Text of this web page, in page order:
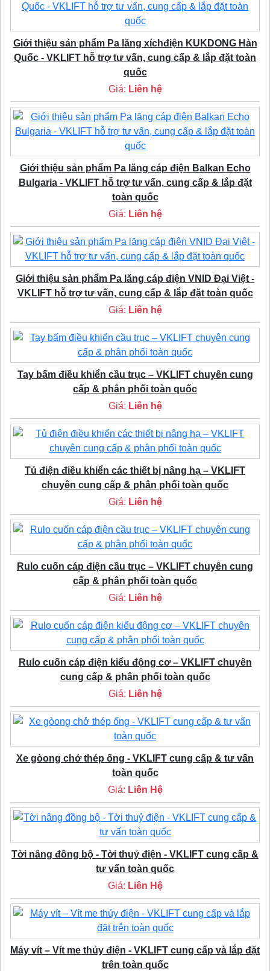
Giới thiệu sản phẩm Pa lăng xíchđiện KUKDONG Hàn
Quốc - VKLIFT hỗ trợ tư vấn, cung cấp & lắp đặt toàn
quốc
Giá: Liên hệ
Giới thiệu sản phẩm Pa lăng cáp điện Balkan Echo
Bulgaria - VKLIFT hỗ trợ tư vấn, cung cấp & lắp đặt
toàn quốc
Giá: Liên hệ
Giới thiệu sản phẩm Pa lăng cáp điện VNID Đại Việt -
VKLIFT hỗ trợ tư vấn, cung cấp & lắp đặt toàn quốc
Giá: Liên hệ
Tay bấm điều khiển cầu trục – VKLIFT chuyên cung
cấp & phân phối toàn quốc
Giá: Liên hệ
Tủ điện điều khiển các thiết bị nâng hạ – VKLIFT
chuyên cung cấp & phân phối toàn quốc
Giá: Liên hệ
Rulo cuốn cáp điện cầu trục – VKLIFT chuyên cung
cấp & phân phối toàn quốc
Giá: Liên hệ
Rulo cuốn cáp điện kiểu động cơ – VKLIFT chuyên
cung cấp & phân phối toàn quốc
Giá: Liên hệ
Xe gòong chở thép ống - VKLIFT cung cấp & tư vấn
toàn quốc
Giá: Liên Hệ
Tời nâng đồng bộ - Tời thuỷ điện - VKLIFT cung cấp &
tư vấn toàn quốc
Giá: Liên Hệ
Máy vít – Vít me thủy điện - VKLIFT cung cấp và lắp đặt
trên toàn quốc